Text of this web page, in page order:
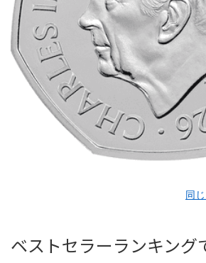
同
ベストセラーランキング